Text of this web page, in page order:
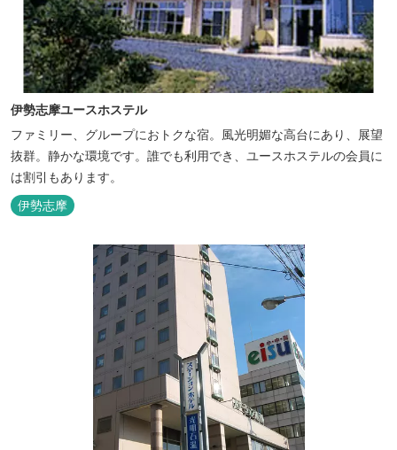
伊勢志摩ユースホステル
ファミリー、グループにおトクな宿。風光明媚な高台にあり、展望
抜群。静かな環境です。誰でも利用でき、ユースホステルの会員に
は割引もあります。
伊勢志摩